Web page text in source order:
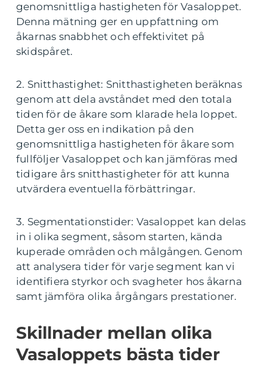
genomsnittliga hastigheten för Vasaloppet.
Denna mätning ger en uppfattning om
åkarnas snabbhet och effektivitet på
skidspåret.
2. Snitthastighet: Snitthastigheten beräknas
genom att dela avståndet med den totala
tiden för de åkare som klarade hela loppet.
Detta ger oss en indikation på den
genomsnittliga hastigheten för åkare som
fullföljer Vasaloppet och kan jämföras med
tidigare års snitthastigheter för att kunna
utvärdera eventuella förbättringar.
3. Segmentationstider: Vasaloppet kan delas
in i olika segment, såsom starten, kända
kuperade områden och målgången. Genom
att analysera tider för varje segment kan vi
identifiera styrkor och svagheter hos åkarna
samt jämföra olika årgångars prestationer.
Skillnader mellan olika
Vasaloppets bästa tider